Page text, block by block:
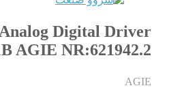
Analog Digital Driver
AGIE NR:621942.2
AGIE